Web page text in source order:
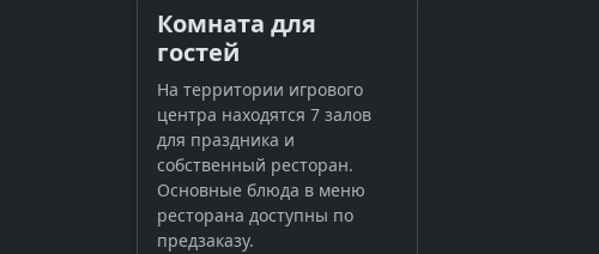
Комната для
гостей
На территории игрового
центра находятся 7 залов
для праздника и
собственный ресторан.
Основные блюда в меню
ресторана доступны по
предзаказу.